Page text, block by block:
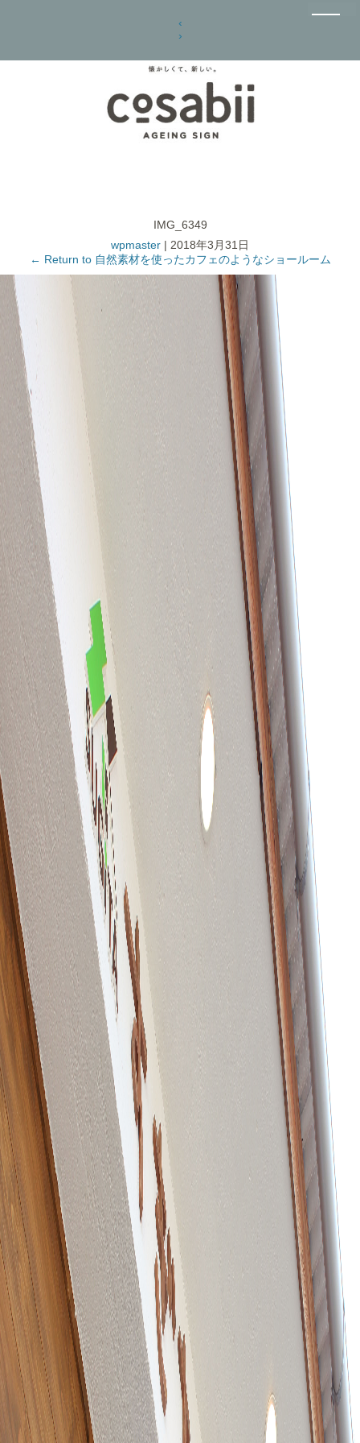
IMG_6349
wpmaster | 2018年3月31日
← Return to 自然素材を使ったカフェのようなショールーム
‹
›